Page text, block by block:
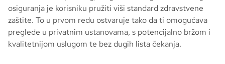
osiguranja je korisniku pružiti viši standard zdravstvene
zaštite. To u prvom redu ostvaruje tako da ti omogućava
preglede u privatnim ustanovama, s potencijalno bržom i
kvalitetnijom uslugom te bez dugih lista čekanja.